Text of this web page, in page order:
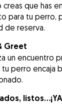
creas que has
para tu perro,
de reserva.
Greet
un encuentro
perro encaja